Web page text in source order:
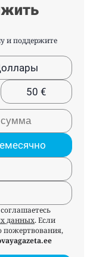
и поддержите
50 €
данных. Если
пожертвования,